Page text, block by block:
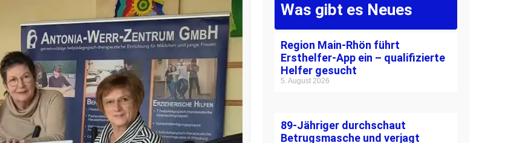
Was gibt es Neues
Region Main-Rhön führt
Ersthelfer-App ein – qualifizierte
Helfer gesucht
5. August 2026
89-Jähriger durchschaut
Betrugsmasche und verjagt